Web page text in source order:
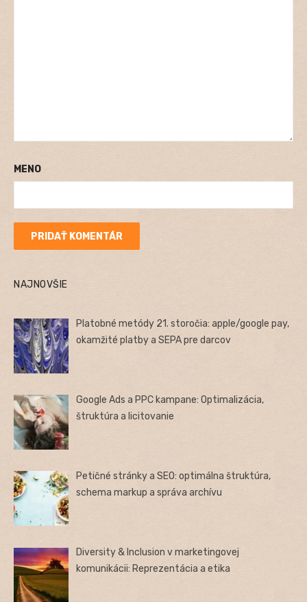
MENO
NAJNOVŠIE
Platobné metódy 21. storočia: apple/google pay,
okamžité platby a SEPA pre darcov
Google Ads a PPC kampane: Optimalizácia,
štruktúra a licitovanie
Petičné stránky a SEO: optimálna štruktúra,
schema markup a správa archívu
Diversity & Inclusion v marketingovej
komunikácii: Reprezentácia a etika